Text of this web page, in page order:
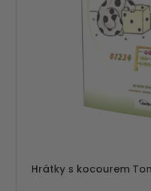
Hrátky s kocourem